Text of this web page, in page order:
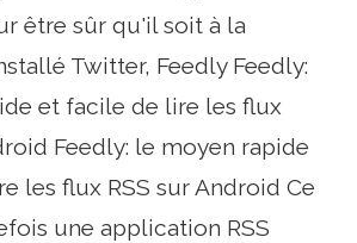
être sûr qu'il soit à la
Twitter, Feedly Feedly:
et facile de lire les flux
Feedly: le moyen rapide
les flux RSS sur Android Ce
une application RSS